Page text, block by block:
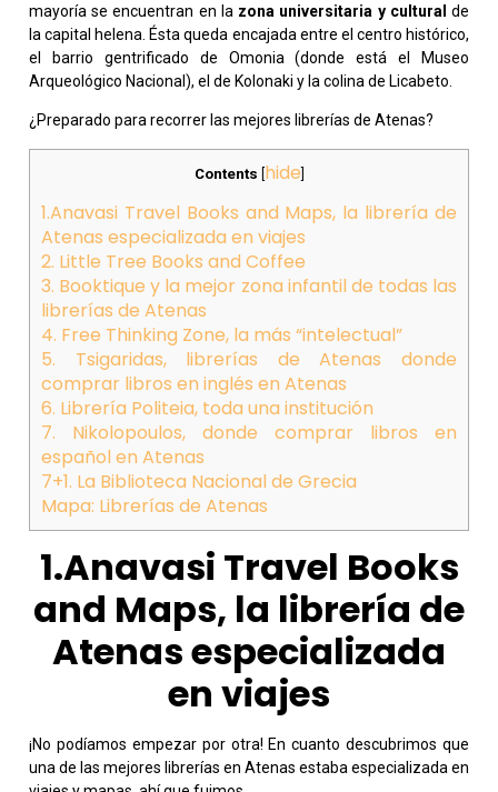
mayoría se encuentran en la zona universitaria y cultural de
la capital helena. Ésta queda encajada entre el centro histórico,
el barrio gentrificado de Omonia (donde está el Museo
Arqueológico Nacional), el de Kolonaki y la colina de Licabeto.
¿Preparado para recorrer las mejores librerías de Atenas?
Contents hide
1.Anavasi Travel Books and Maps, la librería de
Atenas especializada en viajes
2. Little Tree Books and Coffee
3. Booktique y la mejor zona infantil de todas las
librerías de Atenas
4. Free Thinking Zone, la más “intelectual”
5. Tsigaridas, librerías de Atenas donde
comprar libros en inglés en Atenas
6. Librería Politeia, toda una institución
7. Nikolopoulos, donde comprar libros en
español en Atenas
7+1. La Biblioteca Nacional de Grecia
Mapa: Librerías de Atenas
1.Anavasi Travel Books
and Maps, la librería de
Atenas especializada
en viajes
¡No podíamos empezar por otra! En cuanto descubrimos que
una de las mejores librerías en Atenas estaba especializada en